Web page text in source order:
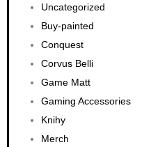
Uncategorized
Buy-painted
Conquest
Corvus Belli
Game Matt
Gaming Accessories
Knihy
Merch